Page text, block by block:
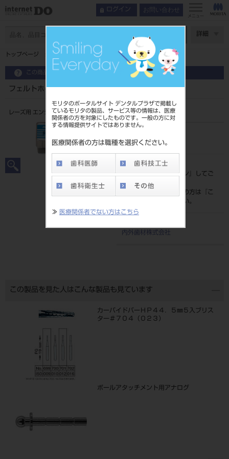
モリタのポータルサイト デンタルプラザで掲載し
ているモリタの製品、サービス等の情報は、医療
関係者の方を対象にしたものです。一般の方に対
する情報提供サイトではありません。
医療関係者の方は職種を選択ください。
≫ 医療関係者でない方はこちら
ログイン お問い合わせ
メニュー
詳細
トップページ フェルトホイールＥ用 １２ケ入 （池田
この商品に関するお問い合わせ
フェルトホイールＥ用 １２ケ入 （池田
レーズ用 エンジン用
207550008
標準価格
ログイン
』してご
覧ください。
ネット会員登録がまだの方は『
こ
』より登録ください。
内外歯材株式会社
この製品を見た人はこんな製品も見ています
カーバイドバーＨＰ４４．５㎜５入ブリス
ター＃７０４（０２３）
ボールアタッチメント用アナログ